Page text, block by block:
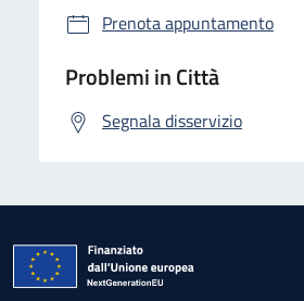
Prenota appuntamento
Problemi in Città
Segnala disservizio